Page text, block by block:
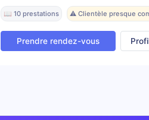
📖 10 prestations ⚠️ Clientèle presque
Prendre rendez-vous